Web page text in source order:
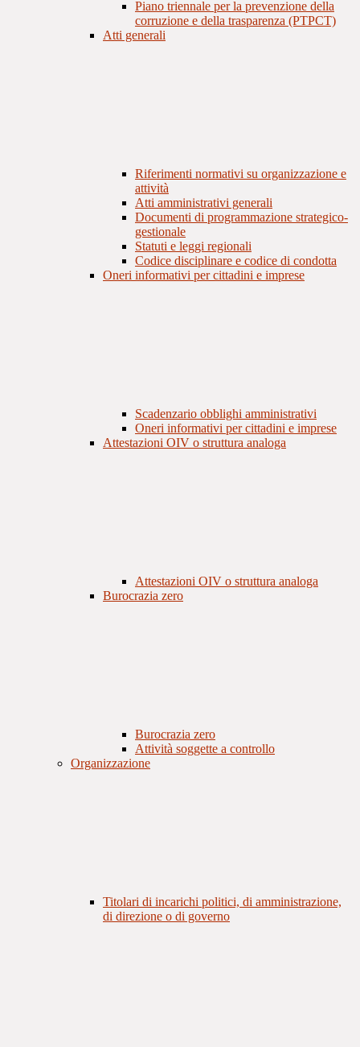
Piano triennale per la prevenzione della
corruzione e della trasparenza (PTPCT)
Atti generali
Riferimenti normativi su organizzazione e
attività
Atti amministrativi generali
Documenti di programmazione strategico-
gestionale
Statuti e leggi regionali
Codice disciplinare e codice di condotta
Oneri informativi per cittadini e imprese
Scadenzario obblighi amministrativi
Oneri informativi per cittadini e imprese
Attestazioni OIV o struttura analoga
Attestazioni OIV o struttura analoga
Burocrazia zero
Burocrazia zero
Attività soggette a controllo
Organizzazione
Titolari di incarichi politici, di amministrazione,
di direzione o di governo